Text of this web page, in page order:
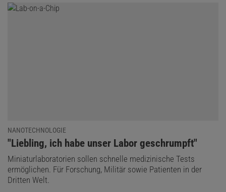
NANOTECHNOLOGIE
:
"Liebling, ich habe unser Labor geschrumpft"
Miniaturlaboratorien sollen schnelle medizinische Tests
ermöglichen. Für Forschung, Militär sowie Patienten in der
Dritten Welt.